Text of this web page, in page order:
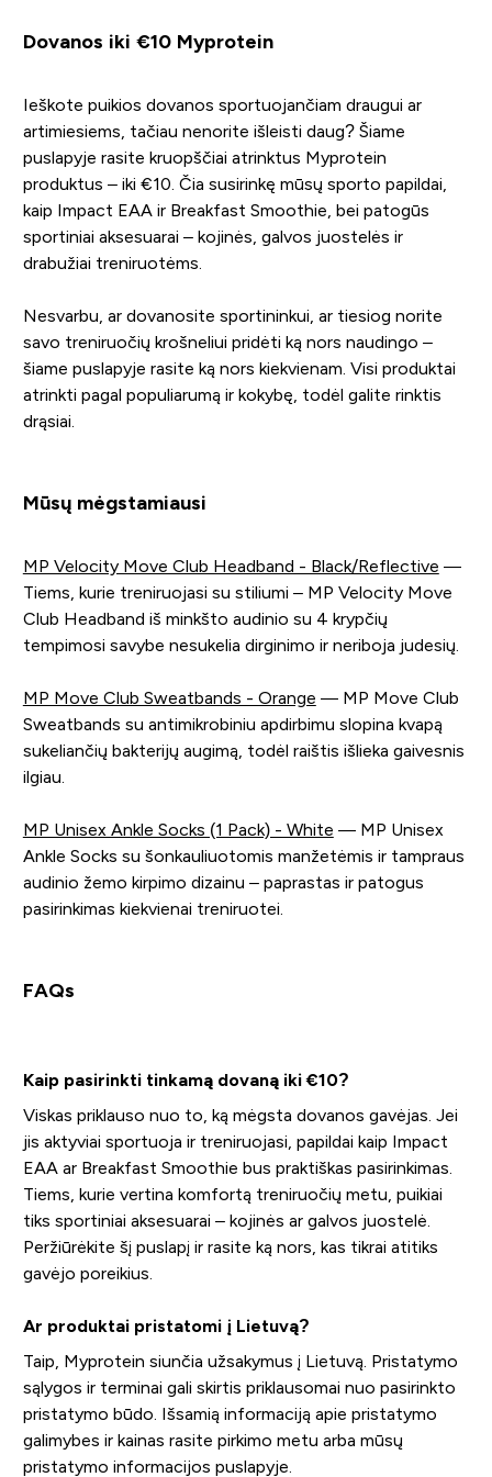
Dovanos iki €10 Myprotein
Ieškote puikios dovanos sportuojančiam draugui ar
artimiesiems, tačiau nenorite išleisti daug? Šiame
puslapyje rasite kruopščiai atrinktus Myprotein
produktus – iki €10. Čia susirinkę mūsų sporto papildai,
kaip Impact EAA ir Breakfast Smoothie, bei patogūs
sportiniai aksesuarai – kojinės, galvos juostelės ir
drabužiai treniruotėms.
Nesvarbu, ar dovanosite sportininkui, ar tiesiog norite
savo treniruočių krošneliui pridėti ką nors naudingo –
šiame puslapyje rasite ką nors kiekvienam. Visi produktai
atrinkti pagal populiarumą ir kokybę, todėl galite rinktis
drąsiai.
Mūsų mėgstamiausi
MP Velocity Move Club Headband - Black/Reflective —
Tiems, kurie treniruojasi su stiliumi – MP Velocity Move
Club Headband iš minkšto audinio su 4 krypčių
tempimosi savybe nesukelia dirginimo ir neriboja judesių.
MP Move Club Sweatbands - Orange — MP Move Club
Sweatbands su antimikrobiniu apdirbimu slopina kvapą
sukeliančių bakterijų augimą, todėl raištis išlieka gaivesnis
ilgiau.
MP Unisex Ankle Socks (1 Pack) - White — MP Unisex
Ankle Socks su šonkauliuotomis manžetėmis ir tampraus
audinio žemo kirpimo dizainu – paprastas ir patogus
pasirinkimas kiekvienai treniruotei.
FAQs
Kaip pasirinkti tinkamą dovaną iki €10?
Viskas priklauso nuo to, ką mėgsta dovanos gavėjas. Jei
jis aktyviai sportuoja ir treniruojasi, papildai kaip Impact
EAA ar Breakfast Smoothie bus praktiškas pasirinkimas.
Tiems, kurie vertina komfortą treniruočių metu, puikiai
tiks sportiniai aksesuarai – kojinės ar galvos juostelė.
Peržiūrėkite šį puslapį ir rasite ką nors, kas tikrai atitiks
gavėjo poreikius.
Ar produktai pristatomi į Lietuvą?
Taip, Myprotein siunčia užsakymus į Lietuvą. Pristatymo
sąlygos ir terminai gali skirtis priklausomai nuo pasirinkto
pristatymo būdo. Išsamią informaciją apie pristatymo
galimybes ir kainas rasite pirkimo metu arba mūsų
pristatymo informacijos puslapyje.